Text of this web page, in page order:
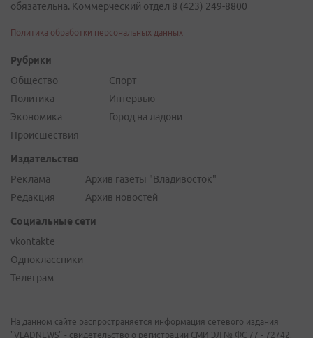
обязательна. Коммерческий отдел 8 (423) 249-8800
Политика обработки персональных данных
Рубрики
Общество
Политика
Экономика
Происшествия
Спорт
Интервью
Город на ладони
Издательство
Реклама
Редакция
Архив газеты "Владивосток"
Архив новостей
Социальные сети
vkontakte
Одноклассники
Телеграм
На данном сайте распространяется информация сетевого издания
"VLADNEWS" - свидетельство о регистрации СМИ ЭЛ № ФС 77 - 72742,